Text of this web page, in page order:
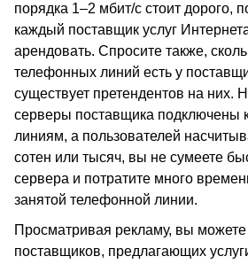
порядка 1–2 мбит/с стоит дорого,
каждый поставщик услуг
арендовать. Спросите также,
телефонных линий есть у
существует претендентов на них.
серверы поставщика подключены
линиям, а пользователей
сотен или тысяч, вы не сумеете
сервера и потратите много
занятой телефонной линии.
Просматривая рекламу, вы
поставщиков, предлагающих